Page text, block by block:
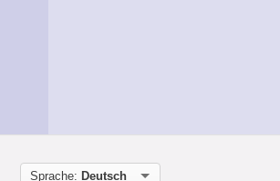
Sprache: Deutsch